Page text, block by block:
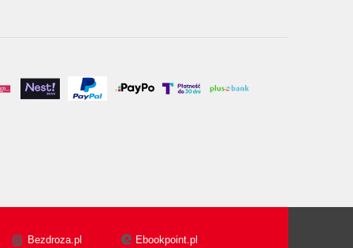
Bezdroza.pl Ebookpoint.pl